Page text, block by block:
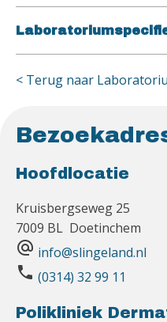
< Terug naar
Hoofdlocatie
Kruisbergseweg 25
7009 BL Doetinchem
alternate_email info@slingeland.nl
phone (0314) 32 99 11
Polikliniek